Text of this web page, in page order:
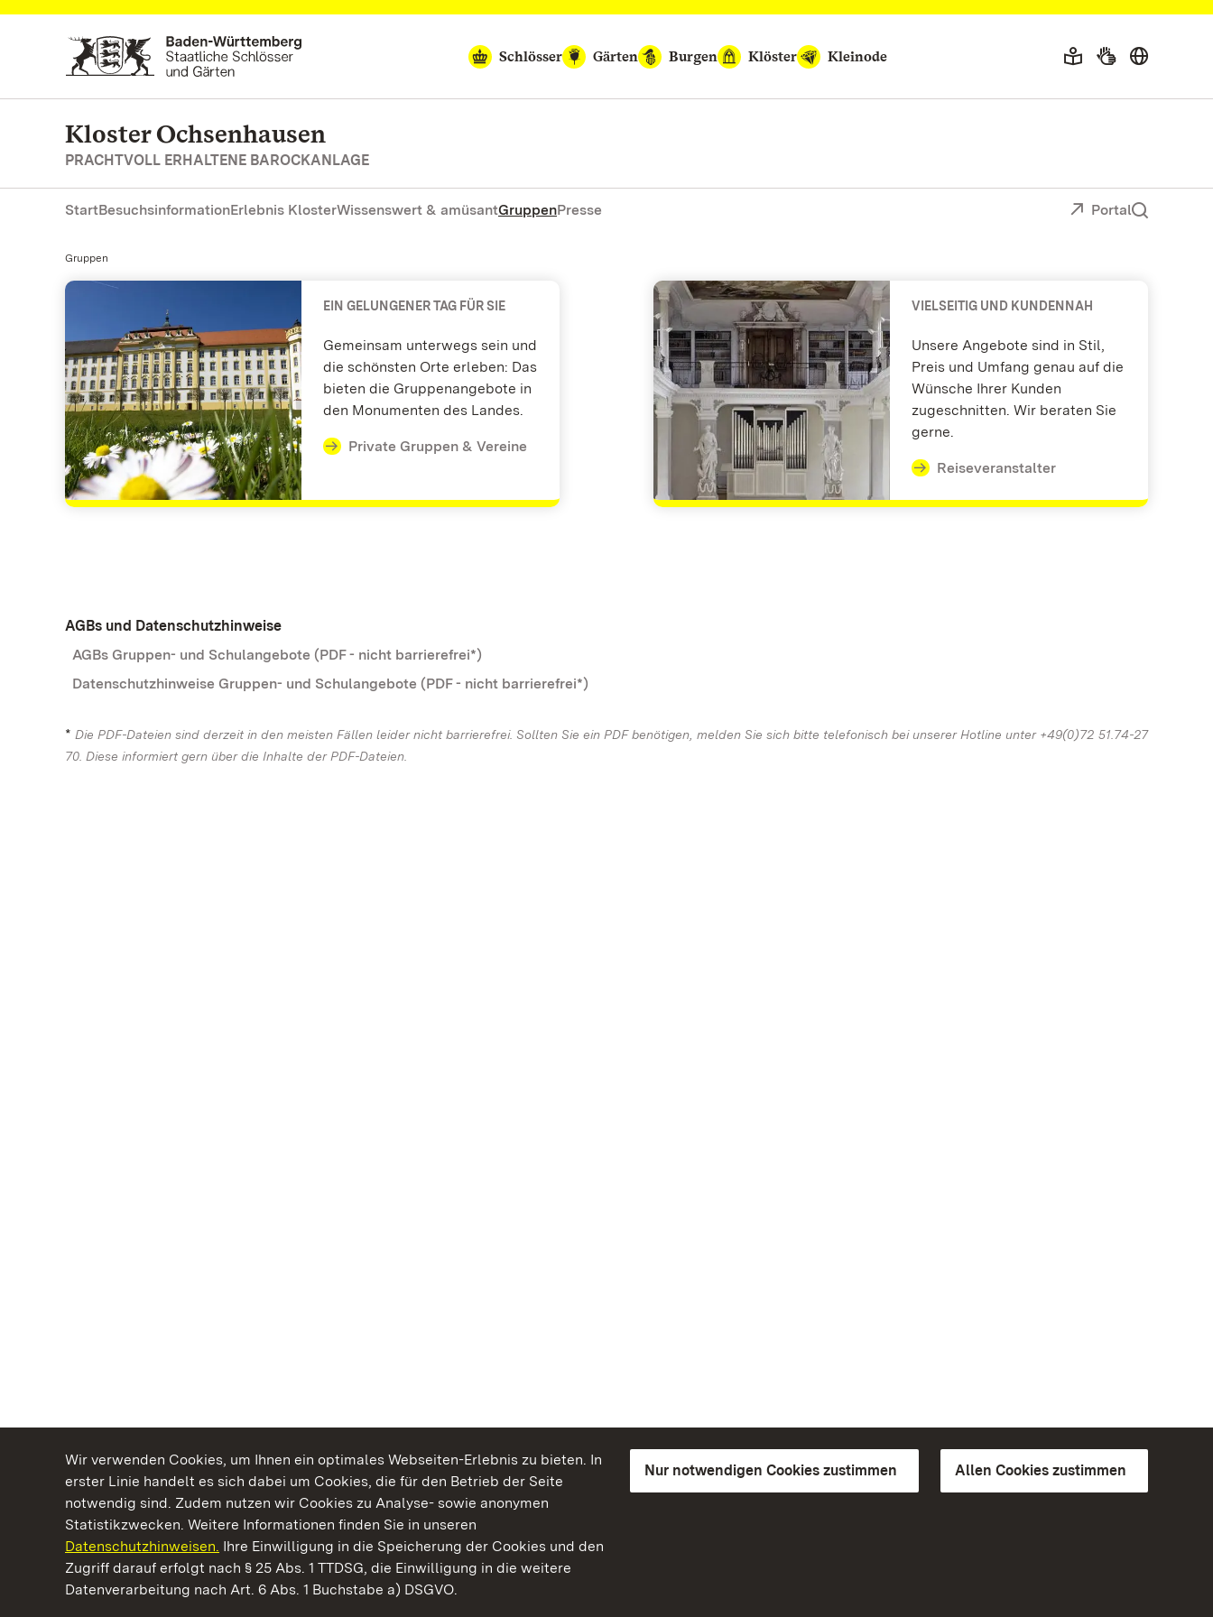
Wir verwenden Cookies, um Ihnen ein optimales Webseiten-Erlebnis zu bieten. In
erster Linie handelt es sich dabei um Cookies, die für den Betrieb der Seite
notwendig sind. Zudem nutzen wir Cookies zu Analyse- sowie anonymen
Statistikzwecken. Weitere Informationen finden Sie in unseren
Datenschutzhinweisen. Ihre Einwilligung in die Speicherung der Cookies und den
Zugriff darauf erfolgt nach § 25 Abs. 1 TTDSG, die Einwilligung in die weitere
Datenverarbeitung nach Art. 6 Abs. 1 Buchstabe a) DSGVO.
Nur notwendigen Cookies zustimmen Allen Cookies zustimmen
Zum Hauptinhalt springen
Schlösser
Gärten Burgen Klöster Kleinode
Kloster Ochsenhausen
PRACHTVOLL ERHALTENE BAROCKANLAGE
StartBesuchsinformationErlebnis KlosterWissenswert & amüsantGruppenPresse Portal
Aktuell:
Gruppen
EIN GELUNGENER TAG FÜR SIE
Gemeinsam unterwegs sein und
die schönsten Orte erleben: Das
bieten die Gruppenangebote in
den Monumenten des Landes.
Private Gruppen & Vereine
VIELSEITIG UND KUNDENNAH
Unsere Angebote sind in Stil,
Preis und Umfang genau auf die
Wünsche Ihrer Kunden
zugeschnitten. Wir beraten Sie
gerne.
Reiseveranstalter
AGBs und Datenschutzhinweise
AGBs Gruppen- und Schulangebote (PDF - nicht barrierefrei*)
Datenschutzhinweise Gruppen- und Schulangebote (PDF - nicht barrierefrei*)
* Die PDF-Dateien sind derzeit in den meisten Fällen leider nicht barrierefrei. Sollten Sie ein PDF benötigen, melden Sie sich bitte telefonisch bei unserer Hotline unter +49(0)72 51.74-27
70. Diese informiert gern über die Inhalte der PDF-Dateien.
Kommen. Staunen. Genießen.